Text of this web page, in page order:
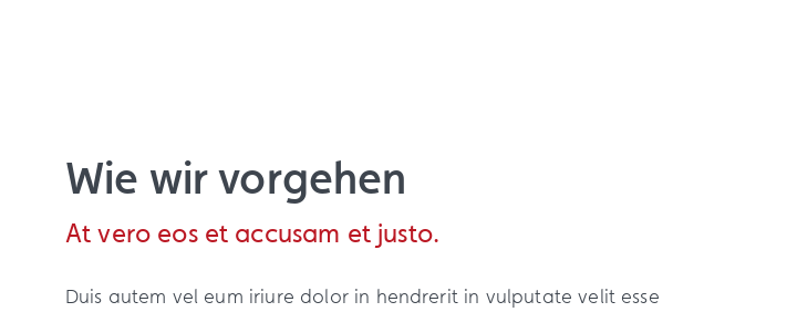
Wie wir vorgehen
At vero eos et accusam et justo.
Duis autem vel eum iriure dolor in hendrerit in vulputate velit esse